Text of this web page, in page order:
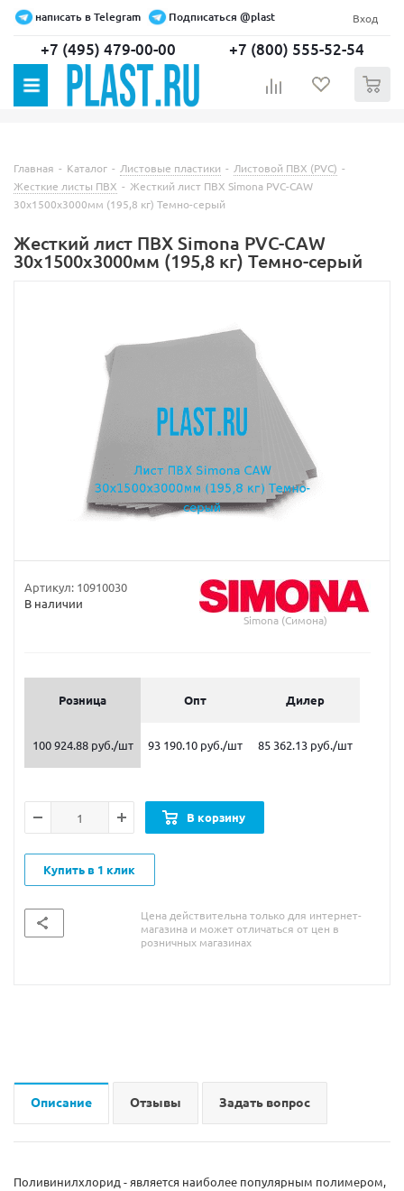
написать в Telegram Подписаться @plast Вход
+7 (495) 479-00-00 +7 (800) 555-52-54
Главная - Каталог - Листовые пластики - Листовой ПВХ (PVC) -
Жесткие листы ПВХ - Жесткий лист ПВХ Simona PVC-CAW
30х1500х3000мм (195,8 кг) Темно-серый
Жесткий лист ПВХ Simona PVC-CAW
30х1500х3000мм (195,8 кг) Темно-серый
Артикул: 10910030
В наличии
Simona (Симона)
Розница Опт Дилер
100 924.88 руб./шт 93 190.10 руб./шт 85 362.13 руб./шт
В корзину
Купить в 1 клик
Цена действительна только для интернет-
магазина и может отличаться от цен в
розничных магазинах
Описание Отзывы Задать вопрос
Поливинилхлорид - является наиболее популярным полимером,